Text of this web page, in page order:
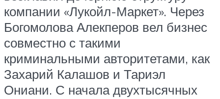
компании «Лукойл-Маркет». Через
Богомолова Алекперов вел бизнес
совместно с такими
криминальными авторитетами, как
Захарий Калашов и Тариэл
Ониани. С начала двухтысячных